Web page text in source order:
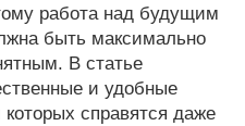
работа над будущим
быть максимально
В статье
и удобные
справятся даже